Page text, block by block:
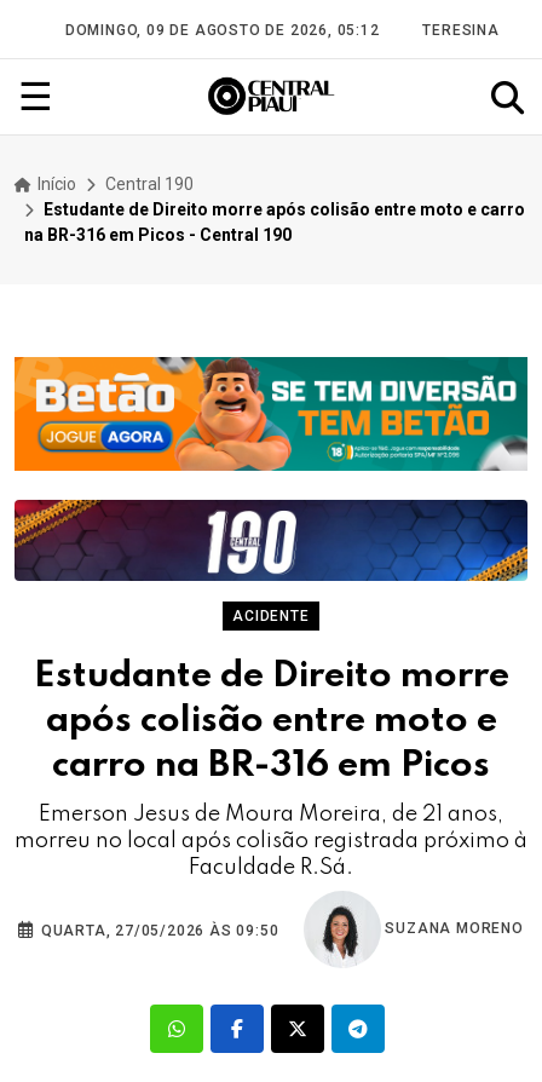
DOMINGO, 09 DE AGOSTO DE 2026, 05:12 TERESINA
☰
Início
Central 190
Estudante de Direito morre após colisão entre moto e carro
na BR-316 em Picos - Central 190
ACIDENTE
Estudante de Direito morre
após colisão entre moto e
carro na BR-316 em Picos
Emerson Jesus de Moura Moreira, de 21 anos,
morreu no local após colisão registrada próximo à
Faculdade R.Sá.
QUARTA, 27/05/2026 ÀS 09:50 SUZANA MORENO